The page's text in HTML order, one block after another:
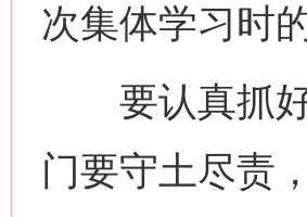
次集体学习时
要认真抓好
门要守土尽责